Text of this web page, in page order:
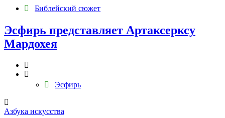
Библейский сюжет
Эсфирь представляет Артаксерксу
Мардохея
Эсфирь
Азбука искусства